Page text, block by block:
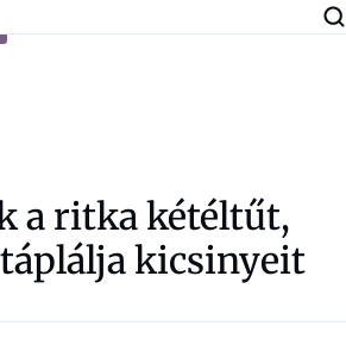
a ritka kétéltűt,
kicsinyeit